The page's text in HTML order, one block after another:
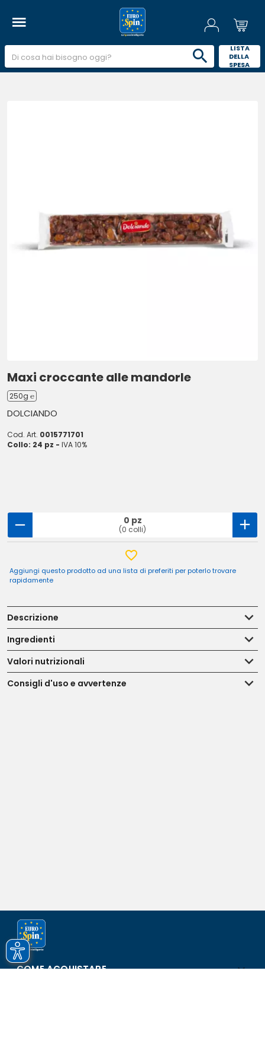
LISTA
DELLA
SPESA
Maxi croccante alle mandorle
250g ℮
DOLCIANDO
Cod. Art. 0015771701
Collo: 24 pz - IVA 10%
0 pz
(0 colli)
Aggiungi questo prodotto ad una lista di preferiti per poterlo trovare
rapidamente
Descrizione
Ingredienti
Valori nutrizionali
Consigli d'uso e avvertenze
COME ACQUISTARE